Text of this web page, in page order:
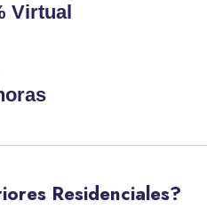
Virtual
Residenciales?